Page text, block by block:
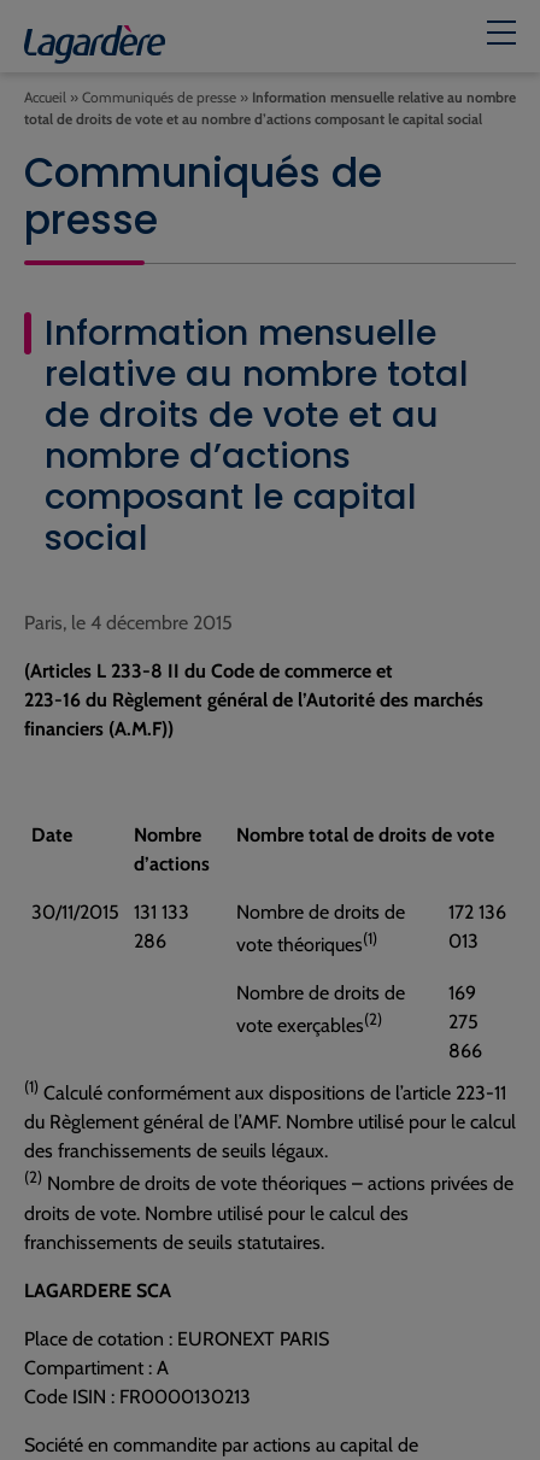
Accueil » Communiqués de presse » Information mensuelle relative au nombre
total de droits de vote et au nombre d’actions composant le capital social
Communiqués de
presse
Information mensuelle
relative au nombre total
de droits de vote et au
nombre d’actions
composant le capital
social
Paris, le 4 décembre 2015
(Articles L 233-8 II du Code de commerce et
223-16 du Règlement général de l’Autorité des marchés
financiers (A.M.F))
Date
Nombre
d’actions
Nombre total de droits de vote
30/11/2015
131 133
286
Nombre de droits de
vote théoriques(1)
172 136
013
Nombre de droits de
vote exerçables(2)
169
275
866
(1) Calculé conformément aux dispositions de l’article 223-11
du Règlement général de l’AMF. Nombre utilisé pour le calcul
des franchissements de seuils légaux.
(2) Nombre de droits de vote théoriques – actions privées de
droits de vote. Nombre utilisé pour le calcul des
franchissements de seuils statutaires.
LAGARDERE SCA
Place de cotation : EURONEXT PARIS
Compartiment : A
Code ISIN : FR0000130213
Société en commandite par actions au capital de